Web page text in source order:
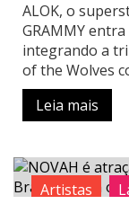
ALOK, o
GRAMMY
integrando a
of the Wolves
Leia mais
Artistas